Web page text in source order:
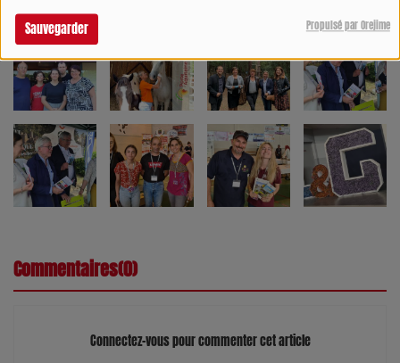
Sauvegarder Propulsé par Orejime
Commentaires(0)
Connectez-vous pour commenter cet article